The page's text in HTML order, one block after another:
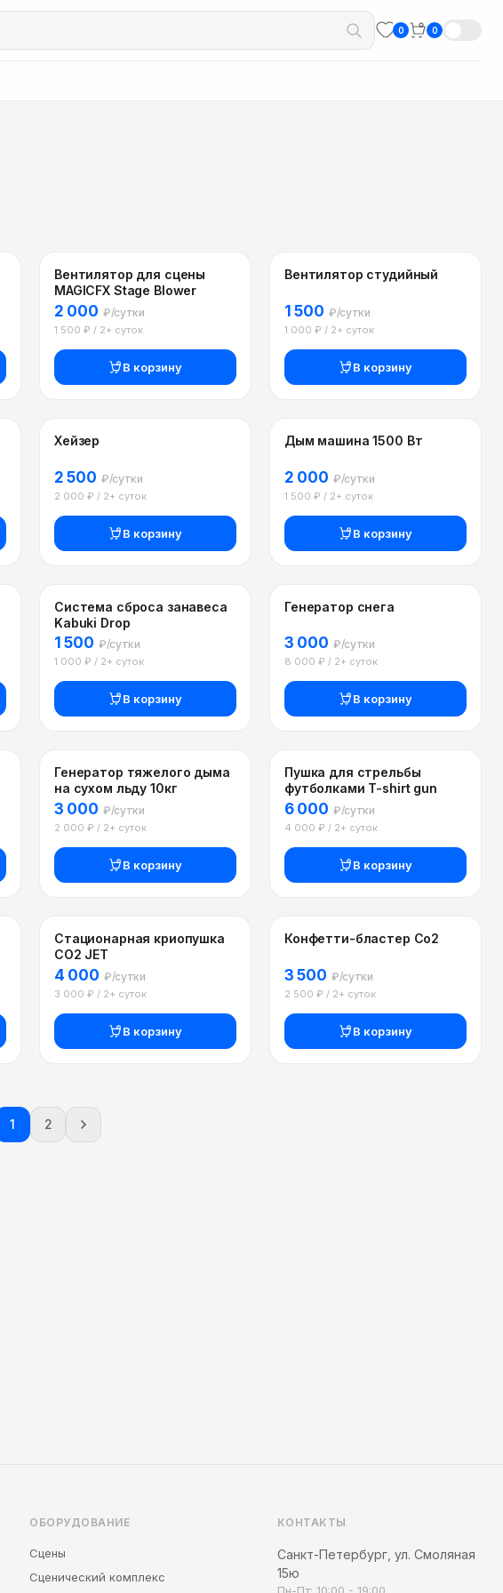
0 0
Вентилятор для сцены
MAGICFX Stage Blower
2 000 ₽/сутки
1 500 ₽ / 2+ суток
В корзину
Вентилятор студийный
1 500 ₽/сутки
1 000 ₽ / 2+ суток
В корзину
Хейзер
2 500 ₽/сутки
2 000 ₽ / 2+ суток
В корзину
Дым машина 1500 Вт
2 000 ₽/сутки
1 500 ₽ / 2+ суток
В корзину
Система сброса занавеса
Kabuki Drop
1 500 ₽/сутки
1 000 ₽ / 2+ суток
В корзину
Генератор снега
3 000 ₽/сутки
8 000 ₽ / 2+ суток
В корзину
Генератор тяжелого дыма
на сухом льду 10кг
3 000 ₽/сутки
2 000 ₽ / 2+ суток
В корзину
ХИТ
Пушка для стрельбы
футболками T-shirt gun
6 000 ₽/сутки
4 000 ₽ / 2+ суток
В корзину
Стационарная криопушка
CO2 JET
4 000 ₽/сутки
3 000 ₽ / 2+ суток
В корзину
Конфетти-бластер Со2
3 500 ₽/сутки
2 500 ₽ / 2+ суток
В корзину
1 2
ОБОРУДОВАНИЕ
Сцены
Сценический комплекс
КОНТАКТЫ
Санкт-Петербург, ул. Смоляная
15ю